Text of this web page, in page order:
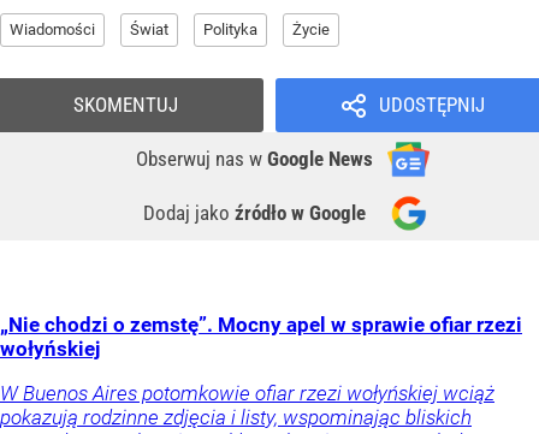
Wiadomości Świat Polityka Życie
UDOSTĘPNIJ
Obserwuj nas w Google News
Dodaj jako źródło w Google
SKOMENTUJ
„Nie chodzi o zemstę”. Mocny apel w sprawie ofiar rzezi
wołyńskiej
W Buenos Aires potomkowie ofiar rzezi wołyńskiej wciąż
pokazują rodzinne zdjęcia i listy, wspominając bliskich